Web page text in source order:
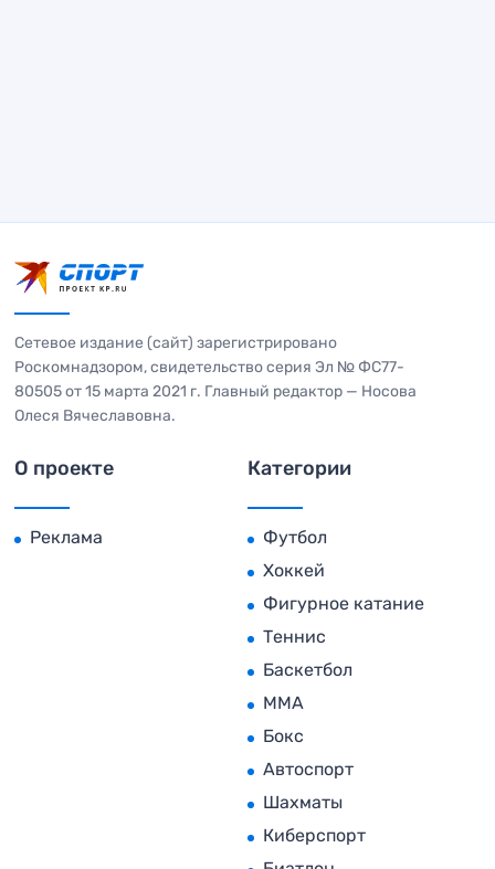
Сетевое издание (сайт) зарегистрировано
Роскомнадзором, свидетельство серия Эл № ФС77-
80505 от 15 марта 2021 г. Главный редактор — Носова
Олеся Вячеславовна.
О проекте
Реклама
Категории
Футбол
Хоккей
Фигурное катание
Теннис
Баскетбол
MMA
Бокс
Автоспорт
Шахматы
Киберспорт